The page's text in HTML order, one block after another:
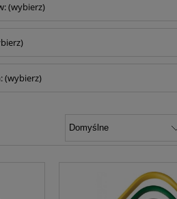
(wybierz)
(wybierz)